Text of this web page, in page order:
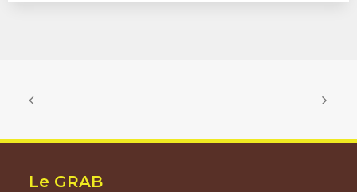
Le GRAB